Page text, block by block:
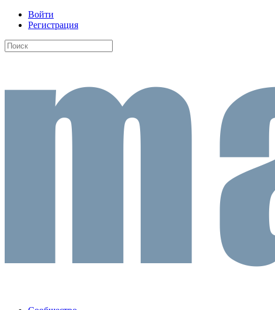
Войти
Регистрация